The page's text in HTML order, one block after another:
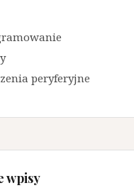
peryferyjne
wpisy